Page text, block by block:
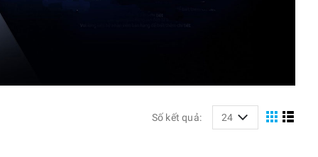
Số kết quả: